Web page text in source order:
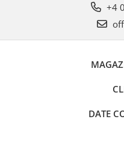
+4
DATE